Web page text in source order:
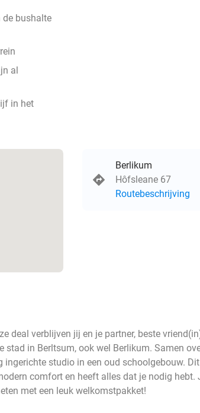
de bushalte
al
in het
Berlikum
Hôfsleane 67
Routebeschrijving
deal verblijven jij en je partner, beste
stad in Berltsum, ook wel Berlikum. Samen
ingerichte studio in een oud schoolgebouw.
comfort en heeft alles dat je nodig hebt.
met een leuk welkomstpakket!